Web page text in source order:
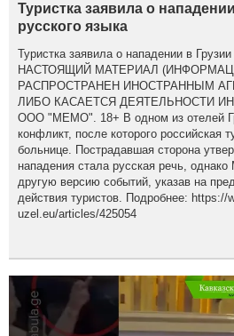
Туристка заявила о
русского языка
Туристка заявила о нападении в
НАСТОЯЩИЙ МАТЕРИАЛ
РАСПРОСТРАНЕН ИНОСТРАННЫМ
ЛИБО КАСАЕТСЯ ДЕЯТЕЛЬНОСТИ
ООО "МЕМО". 18+ В одном из отелей
конфликт, после которого российская
больнице. Пострадавшая сторона
нападения стала русская речь,
другую версию событий, указав на
действия туристов. Подробнее: https://
uzel.eu/articles/425054